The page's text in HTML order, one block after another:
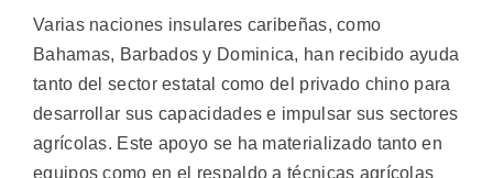
Varias naciones insulares caribeñas, como
Bahamas, Barbados y Dominica, han recibido ayuda
tanto del sector estatal como del privado chino para
desarrollar sus capacidades e impulsar sus sectores
agrícolas. Este apoyo se ha materializado tanto en
equipos como en el respaldo a técnicas agrícolas